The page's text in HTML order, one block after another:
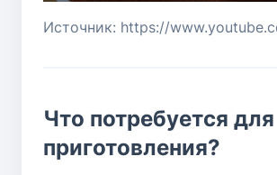
Что потребуется для
приготовления?